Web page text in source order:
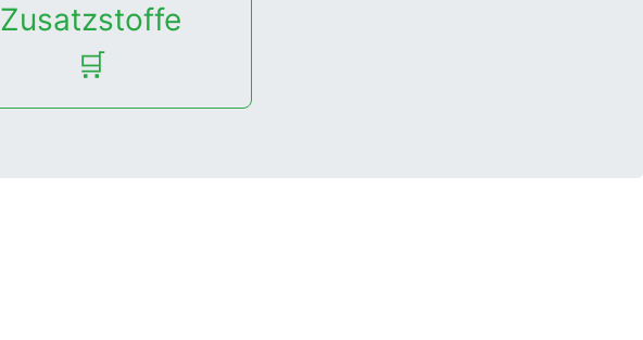
Zusatzstoffe
🛒